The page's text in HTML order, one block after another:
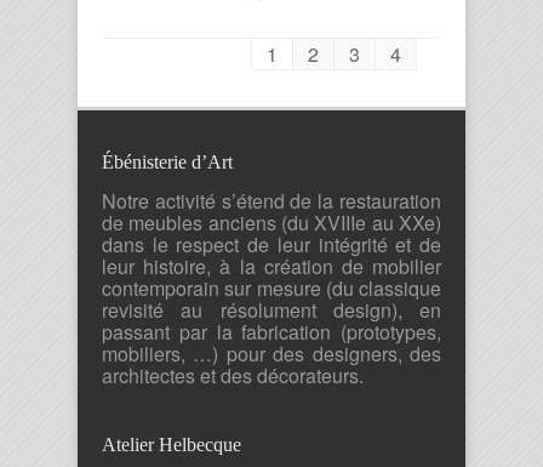
1 2 3 4
Ébénisterie d’Art
Notre activité s’étend de la restauration
de meubles anciens (du XVIIIe au XXe)
dans le respect de leur intégrité et de
leur histoire, à la création de mobilier
contemporain sur mesure (du classique
revisité au résolument design), en
passant par la fabrication (prototypes,
mobiliers, …) pour des designers, des
architectes et des décorateurs.
Atelier Helbecque